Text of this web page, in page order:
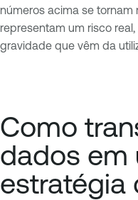
números acima se
representam um risco
gravidade que vêm da
Como
dados em
estratégia